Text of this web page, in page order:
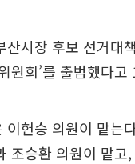
산시장 후보 선거대
원회’를 출범했다
이헌승 의원이 맡는
조승환 의원이 맡고